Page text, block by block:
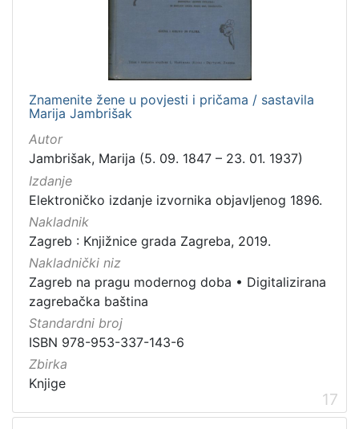
Znamenite žene u povjesti i pričama / sastavila
Marija Jambrišak
Autor
Jambrišak, Marija (5. 09. 1847 – 23. 01. 1937)
Izdanje
Elektroničko izdanje izvornika objavljenog 1896.
Nakladnik
Zagreb : Knjižnice grada Zagreba, 2019.
Nakladnički niz
Zagreb na pragu modernog doba • Digitalizirana
zagrebačka baština
Standardni broj
ISBN 978-953-337-143-6
Zbirka
Knjige
17